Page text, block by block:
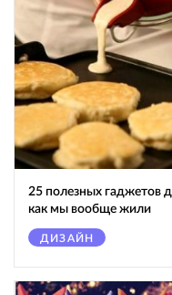
25 полезных гаджетов
как мы вообще жили
ДИЗАЙН